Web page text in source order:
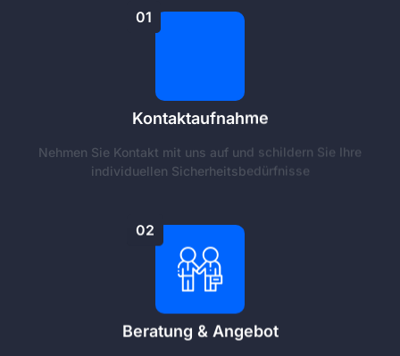
01
Kontaktaufnahme
Nehmen Sie Kontakt mit uns auf und schildern Sie Ihre
individuellen Sicherheitsbedürfnisse
02
Beratung & Angebot